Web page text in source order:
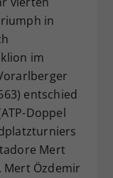
in
im
entschied
Doppel
Mert
Mert Özdemir
Consent-
eine
die
Ihrer
falls der
eingestellt